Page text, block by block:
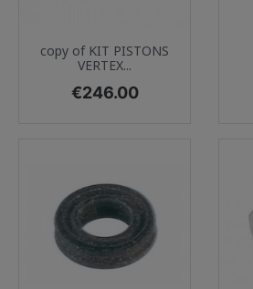
copy of KIT PISTONS
VERTEX...
Price
€246.00